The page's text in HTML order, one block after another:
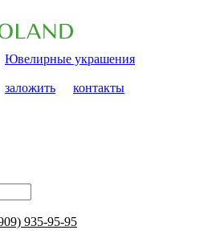
Ювелирные украшения
заложить контакты
935-95-95